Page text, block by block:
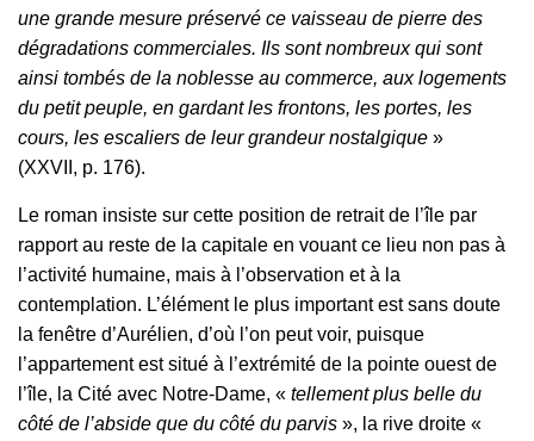
une grande mesure préservé ce vaisseau de pierre des
dégradations commerciales. Ils sont nombreux qui sont
ainsi tombés de la noblesse au commerce, aux logements
du petit peuple, en gardant les frontons, les portes, les
cours, les escaliers de leur grandeur nostalgique »
(XXVII, p. 176).
Le roman insiste sur cette position de retrait de l’île par
rapport au reste de la capitale en vouant ce lieu non pas à
l’activité humaine, mais à l’observation et à la
contemplation. L’élément le plus important est sans doute
la fenêtre d’Aurélien, d’où l’on peut voir, puisque
l’appartement est situé à l’extrémité de la pointe ouest de
l’île, la Cité avec Notre-Dame, « tellement plus belle du
côté de l’abside que du côté du parvis », la rive droite «